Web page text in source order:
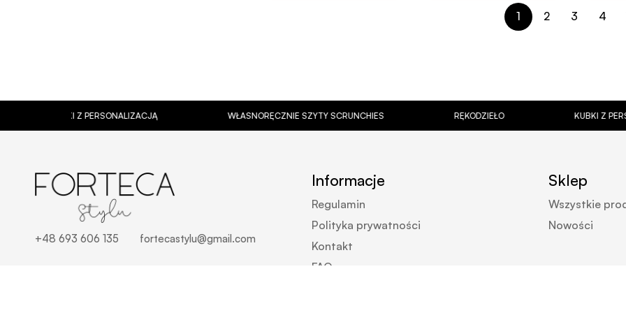
KOSZYKA
1 2 3 4
KUBKI Z PERSONALIZACJĄ WŁASNORĘCZNIE SZYTY SCRUNCHIES RĘKODZIEŁO KUBKI Z
+48 693 606 135 fortecastylu@gmail.com
Informacje
Regulamin
Polityka prywatności
Kontakt
FAQ
Sklep
Wszystkie
Nowości